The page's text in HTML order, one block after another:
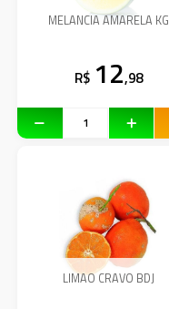
MELANCIA AMARELA KG
R$ 12,98
LIMAO CRAVO BDJ